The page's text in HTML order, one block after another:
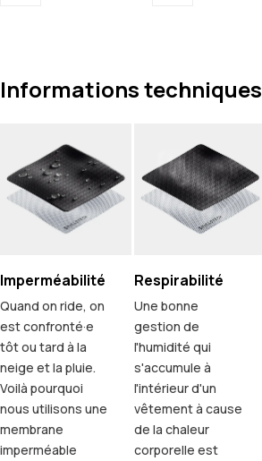
Informations techniques
Imperméabilité
Quand on ride, on
est confronté·e
tôt ou tard à la
neige et la pluie.
Voilà pourquoi
nous utilisons une
membrane
imperméable
Respirabilité
Une bonne
gestion de
l'humidité qui
s'accumule à
l'intérieur d'un
vêtement à cause
de la chaleur
corporelle est